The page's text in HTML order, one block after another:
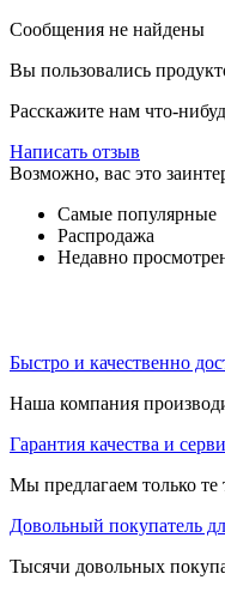
Сообщения не найдены
Вы пользовались
Расскажите нам что-
Написать отзыв
Возможно, вас это
Самые популярные
Распродажа
Недавно
Быстро и качественно
Наша компания
Гарантия качества и
Мы предлагаем только
Довольный покупатель
Тысячи довольных